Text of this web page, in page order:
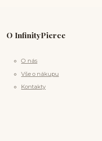
O InfinityPierce
O nás
Vše o nákupu
Kontakty